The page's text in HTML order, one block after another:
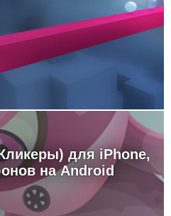
для iPhone,
на Android